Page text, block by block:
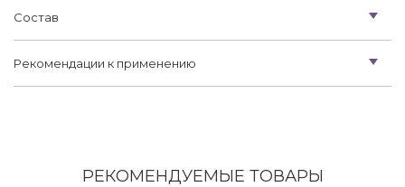
Состав
Рекомендации к применению
РЕКОМЕНДУЕМЫЕ ТОВАРЫ